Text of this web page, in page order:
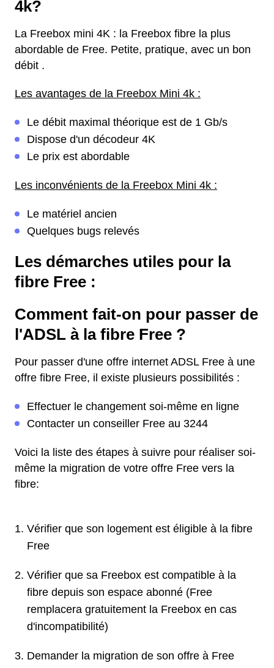
4k?
La Freebox mini 4K : la Freebox fibre la plus
abordable de Free. Petite, pratique, avec un bon
débit .
Les avantages de la Freebox Mini 4k :
Le débit maximal théorique est de 1 Gb/s
Dispose d'un décodeur 4K
Le prix est abordable
Les inconvénients de la Freebox Mini 4k :
Le matériel ancien
Quelques bugs relevés
Les démarches utiles pour la
fibre Free :
Comment fait-on pour passer de
l'ADSL à la fibre Free ?
Pour passer d'une offre internet ADSL Free à une
offre fibre Free, il existe plusieurs possibilités :
Effectuer le changement soi-même en ligne
Contacter un conseiller Free au 3244
Voici la liste des étapes à suivre pour réaliser soi-
même la migration de votre offre Free vers la
fibre:
Vérifier que son logement est éligible à la fibre
Free
Vérifier que sa Freebox est compatible à la
fibre depuis son espace abonné (Free
remplacera gratuitement la Freebox en cas
d'incompatibilité)
Demander la migration de son offre à Free